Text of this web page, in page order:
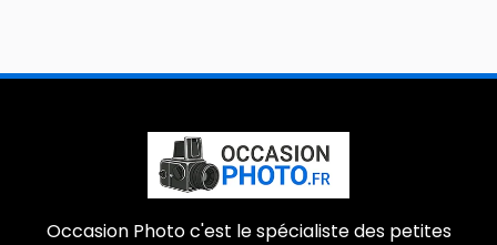
Occasion Photo c'est le spécialiste des petites